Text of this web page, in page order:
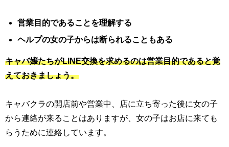
営業目的であることを理解する
ヘルプの女の子からは断られることもある
キャバ嬢たちがLINE交換を求めるのは営業目的であると覚
えておきましょう。
キャバクラの開店前や営業中、店に立ち寄った後に女の子
から連絡が来ることはありますが、女の子はお店に来ても
らうために連絡しています。